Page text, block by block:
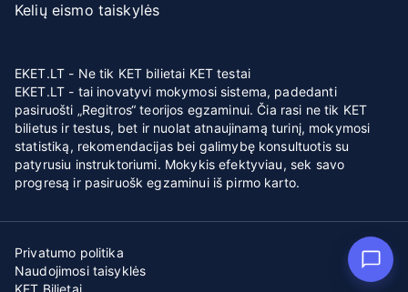
Kelių eismo taiskylės
EKET.LT - Ne tik KET bilietai KET testai
EKET.LT - tai inovatyvi mokymosi sistema, padedanti
pasiruošti „Regitros“ teorijos egzaminui. Čia rasi ne tik KET
bilietus ir testus, bet ir nuolat atnaujinamą turinį, mokymosi
statistiką, rekomendacijas bei galimybę konsultuotis su
patyrusiu instruktoriumi. Mokykis efektyviau, sek savo
progresą ir pasiruošk egzaminui iš pirmo karto.
Privatumo politika
Naudojimosi taisyklės
KET Bilietai